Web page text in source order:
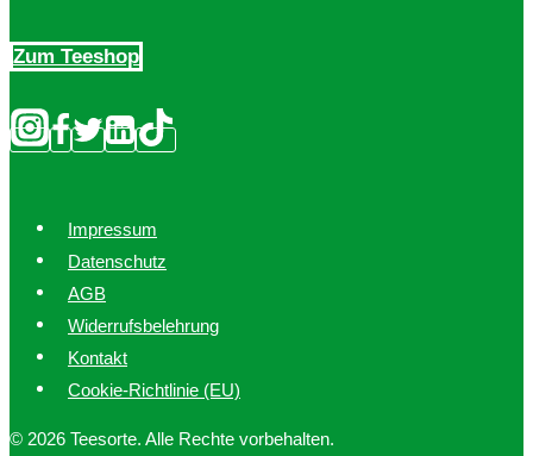
Zum Teeshop
Impressum
Datenschutz
AGB
Widerrufsbelehrung
Kontakt
Cookie-Richtlinie (EU)
© 2026 Teesorte. Alle Rechte vorbehalten.